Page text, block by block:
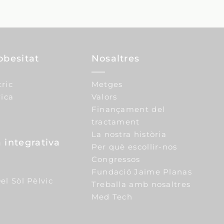
integrativa
Sòl Pèlvic
Nosaltres
Metges
Valors
Finançament del
tractament
La nostra història
Per què escollir-nos
Congressos
Fundació Jaime Planas
Treballa amb nosaltres
Med Tech